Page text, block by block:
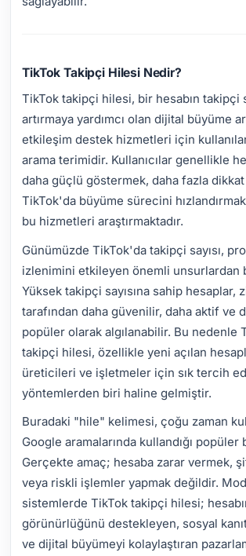
TikTok Takipçi Hilesi Nedir?
TikTok takipçi hilesi, bir hesabın takipçi
artırmaya yardımcı olan dijital büyüme
etkileşim destek hizmetleri için
arama terimidir. Kullanıcılar genellikle
daha güçlü göstermek, daha fazla
TikTok'da büyüme sürecini
bu hizmetleri araştırmaktadır.
Günümüzde TikTok'da takipçi sayısı,
izlenimini etkileyen önemli unsurlardan
Yüksek takipçi sayısına sahip hesaplar,
tarafından daha güvenilir, daha aktif ve
popüler olarak algılanabilir. Bu nedenle
takipçi hilesi, özellikle yeni açılan
üreticileri ve işletmeler için sık tercih
yöntemlerden biri haline gelmiştir.
Buradaki "hile" kelimesi, çoğu zaman
Google aramalarında kullandığı
Gerçekte amaç; hesaba zarar vermek,
veya riskli işlemler yapmak değildir.
sistemlerde TikTok takipçi hilesi;
görünürlüğünü destekleyen, sosyal
ve dijital büyümeyi kolaylaştıran